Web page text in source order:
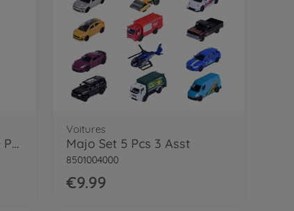
Land Rover Defender 90 Police
Voitures
Majo Set 5 Pcs 3 Asst
8501004000
€9.99